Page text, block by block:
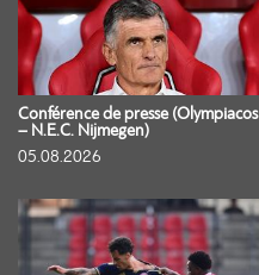
Conférence de presse (Olympiacos
– N.E.C. Nijmegen)
05.08.2026